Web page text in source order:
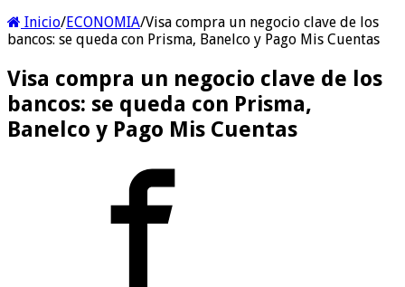
Inicio/ECONOMIA/Visa compra un negocio clave de los
bancos: se queda con Prisma, Banelco y Pago Mis Cuentas
Visa compra un negocio clave de los
bancos: se queda con Prisma,
Banelco y Pago Mis Cuentas